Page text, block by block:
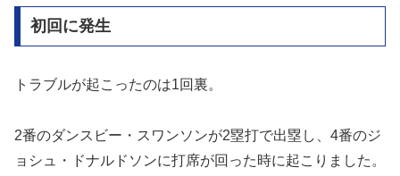
初回に発生
トラブルが起こったのは1回裏。
2番のダンスビー・スワンソンが2塁打で出塁し、4番のジ
ョシュ・ドナルドソンに打席が回った時に起こりました。